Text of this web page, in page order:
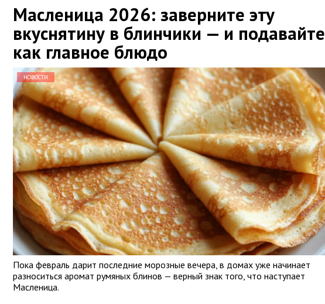
Масленица 2026: заверните эту
вкуснятину в блинчики — и подавайте
как главное блюдо
НОВОСТИ
Пока февраль дарит последние морозные вечера, в домах уже начинает
разноситься аромат румяных блинов — верный знак того, что наступает
Масленица.